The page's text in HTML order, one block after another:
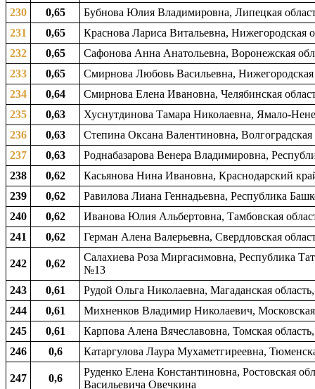
230
0,65
Бубнова Юлия Владимировна, Липецкая
231
0,65
Краснова Лариса Витальевна, Нижегородская
232
0,65
Сафонова Анна Анатольевна, Воронежская
233
0,65
Смирнова Любовь Васильевна,
234
0,64
Смирнова Елена Ивановна, Челябинская
235
0,63
Хуснутдинова Тамара Николаевна, Ямало-
236
0,63
Степина Оксана Валентиновна,
237
0,63
Роднабазарова Венера Владимировна,
238
0,62
Касьянова Нина Ивановна, Краснодарский
239
0,62
Равилова Лиана Геннадьевна, Республика
240
0,62
Иванова Юлия Альбертовна, Тамбовская
241
0,62 Герман Алена Валерьевна, Свердловская
242 0,62
Салахиева Роза Миргасимовна, Республика
№13
243
0,61
Рудой Ольга Николаевна, Магаданская
244
0,61
Михненков Владимир Николаевич,
245
0,61
Карпова Алена Вячеславовна, Томская
246
0,6 Катаргулова Лаура Мухаметгиреевна,
247 0,6
Руденко Елена Константиновна, Ростовская
Васильевича Овечкина